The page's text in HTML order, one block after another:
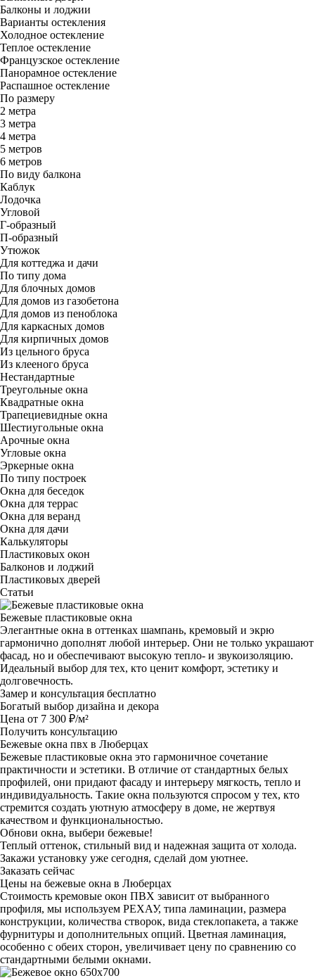
Балконы и лоджии
Варианты остекления
Холодное остекление
Теплое остекление
Французское остекление
Панорамное остекление
Распашное остекление
По размеру
2 метра
3 метра
4 метра
5 метров
6 метров
По виду балкона
Каблук
Лодочка
Угловой
Г-образный
П-образный
Утюжок
Для коттеджа и дачи
По типу дома
Для блочных домов
Для домов из газобетона
Для домов из пеноблока
Для каркасных домов
Для кирпичных домов
Из цельного бруса
Из клееного бруса
Нестандартные
Треугольные окна
Квадратные окна
Трапециевидные окна
Шестиугольные окна
Арочные окна
Угловые окна
Эркерные окна
По типу построек
Окна для беседок
Окна для террас
Окна для веранд
Окна для дачи
Калькуляторы
Пластиковых окон
Балконов и лоджий
Пластиковых дверей
Статьи
Бежевые пластиковые окна
Элегантные окна в оттенках шампань, кремовый и экрю
гармонично дополнят любой интерьер. Они не только украшают
фасад, но и обеспечивают высокую тепло- и звукоизоляцию.
Идеальный выбор для тех, кто ценит комфорт, эстетику и
долговечность.
Замер и консультация бесплатно
Богатый выбор дизайна и декора
Цена от 7 300 ₽/м²
Получить консультацию
Бежевые окна пвх в Люберцах
Бежевые пластиковые окна это гармоничное сочетание
практичности и эстетики. В отличие от стандартных белых
профилей, они придают фасаду и интерьеру мягкость, тепло и
индивидуальность. Такие окна пользуются спросом у тех, кто
стремится создать уютную атмосферу в доме, не жертвуя
качеством и функциональностью.
Обнови окна, выбери бежевые!
Теплый оттенок, стильный вид и надежная защита от холода.
Закажи установку уже сегодня, сделай дом уютнее.
Заказать сейчас
Цены на бежевые окна в Люберцах
Стоимость кремовые окон ПВХ зависит от выбранного
профиля, мы используем РЕХАУ, типа ламинации, размера
конструкции, количества створок, вида стеклопакета, а также
фурнитуры и дополнительных опций. Цветная ламинация,
особенно с обеих сторон, увеличивает цену по сравнению со
стандартными белыми окнами.